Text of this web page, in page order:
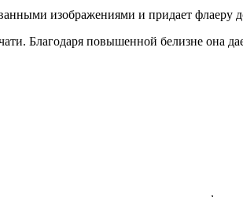
изображениями и придает флаеру
Благодаря повышенной белизне она